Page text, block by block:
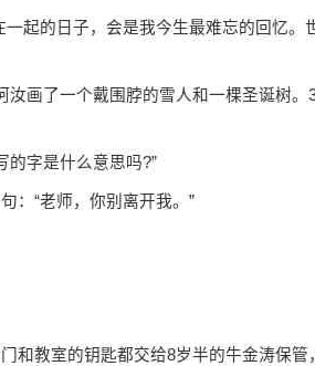
起的日子，会是我今生最难忘的回忆。
画了一个戴围脖的雪人和一棵圣诞树。
字是什么意思吗?”
“老师，你别离开我。”
教室的钥匙都交给8岁半的牛金涛保管